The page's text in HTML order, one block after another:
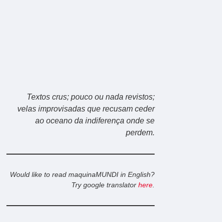
Textos crus; pouco ou nada revistos;
velas improvisadas que recusam ceder
ao oceano da indiferença onde se
perdem.
Would like to read maquinaMUNDI in English?
Try google translator here.